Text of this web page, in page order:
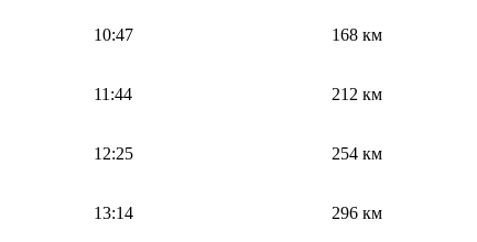
10:47 168 км
11:44 212 км
12:25 254 км
13:14 296 км